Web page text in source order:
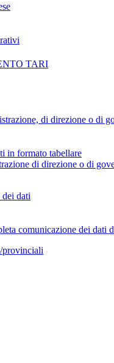
TARI
di direzione o di
in formato tabellare
di direzione o di
dei dati
comunicazione dei
provinciali